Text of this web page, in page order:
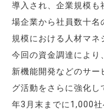
導入され、企業規模
場企業から社員数十名
規模における人材マネ
今回の資金調達により
新機能開発などのサー
グ活動をさらに強化
年3月末までに1,000